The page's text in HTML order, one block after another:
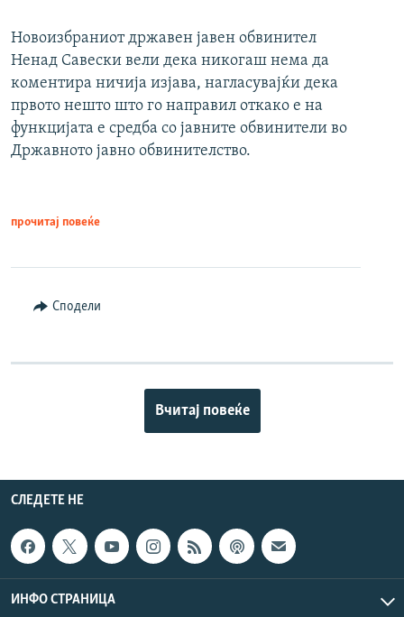
Новоизбраниот државен јавен обвинител
Ненад Савески вели дека никогаш нема да
коментира ничија изјава, нагласувајќи дека
првото нешто што го направил откако е на
функцијата е средба со јавните обвинители во
Државното јавно обвинителство.
прочитај повеќе
Сподели
Вчитај повеќе
СЛЕДЕТЕ НЕ
ИНФО СТРАНИЦА